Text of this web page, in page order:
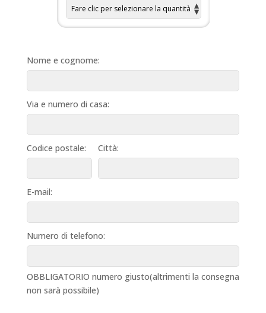
Nome e cognome:
Via e numero di casa:
Codice postale: Città:
E-mail:
Numero di telefono:
OBBLIGATORIO numero giusto(altrimenti la consegna
non sarà possibile)